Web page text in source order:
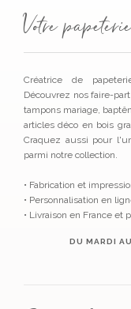
Votre
Créatrice de
Découvrez nos faire-
tampons mariage,
articles déco en bois
Craquez aussi pour
parmi notre collection.
• Fabrication et
• Personnalisation en
• Livraison en France et
DU MARDI